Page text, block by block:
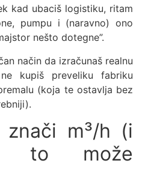
kad ubaciš logistiku, ritam
pumpu i (naravno) ono
nešto dotegne”.
način da izračunaš realnu
kupiš preveliku fabriku
(koja te ostavlja bez
m³/h (i
to može